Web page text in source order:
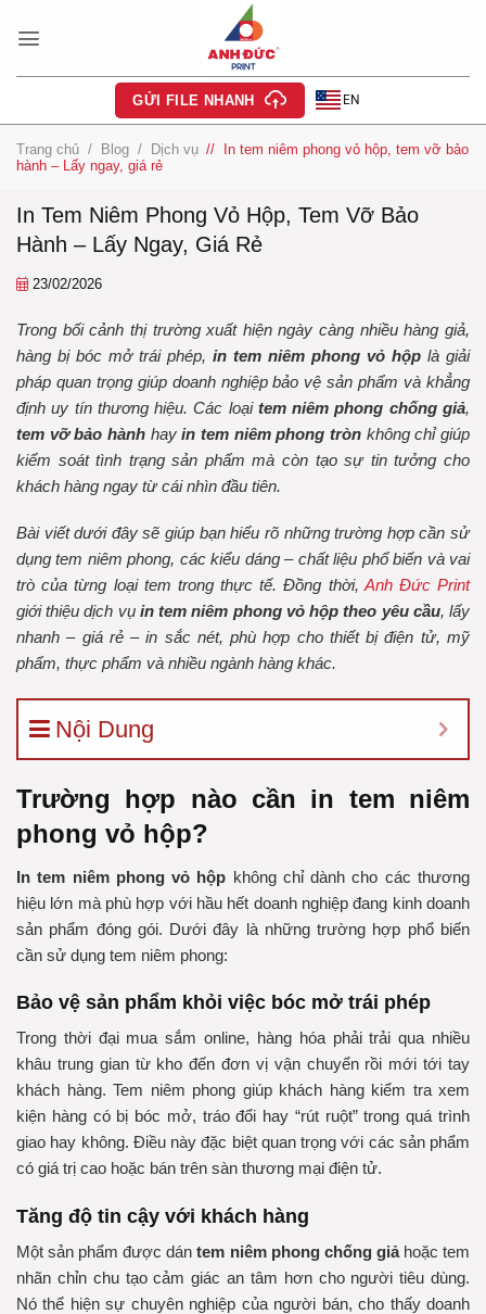
qua
GỬI FILE NHANH EN
Trang chủ / Blog / Dịch vụ /
In tem niêm phong vỏ hộp, tem vỡ bảo
hành – Lấy ngay, giá rẻ
In Tem Niêm Phong Vỏ Hộp, Tem Vỡ Bảo
Hành – Lấy Ngay, Giá Rẻ
23/02/2026
Trong bối cảnh thị trường xuất hiện ngày càng nhiều hàng giả,
hàng bị bóc mở trái phép, in tem niêm phong vỏ hộp là giải
pháp quan trọng giúp doanh nghiệp bảo vệ sản phẩm và khẳng
định uy tín thương hiệu. Các loại tem niêm phong chống giả,
tem vỡ bảo hành hayin tem niêm phong tròn không chỉ giúp
kiểm soát tình trạng sản phẩm mà còn tạo sự tin tưởng cho
khách hàng ngay từ cái nhìn đầu tiên.
Bài viết dưới đây sẽ giúp bạn hiểu rõ những trường hợp cần sử
dụng tem niêm phong, các kiểu dáng – chất liệu phổ biến và vai
trò của từng loại tem trong thực tế. Đồng thời, Anh Đức Print
giới thiệu dịch vụ in tem niêm phong vỏ hộp theo yêu cầu, lấy
nhanh – giá rẻ – in sắc nét, phù hợp cho thiết bị điện tử, mỹ
phẩm, thực phẩm và nhiều ngành hàng khác.
Nội Dung
Trường hợp nào cần in tem niêm
phong vỏ hộp?
In tem niêm phong vỏ hộp không chỉ dành cho các thương
hiệu lớn mà phù hợp với hầu hết doanh nghiệp đang kinh doanh
sản phẩm đóng gói. Dưới đây là những trường hợp phổ biến
cần sử dụng tem niêm phong:
Bảo vệ sản phẩm khỏi việc bóc mở trái phép
Trong thời đại mua sắm online, hàng hóa phải trải qua nhiều
khâu trung gian từ kho đến đơn vị vận chuyển rồi mới tới tay
khách hàng. Tem niêm phong giúp khách hàng kiểm tra xem
kiện hàng có bị bóc mở, tráo đổi hay “rút ruột” trong quá trình
giao hay không. Điều này đặc biệt quan trọng với các sản phẩm
có giá trị cao hoặc bán trên sàn thương mại điện tử.
Tăng độ tin cậy với khách hàng
Một sản phẩm được dántem niêm phong chống giảhoặc tem
nhãn chỉn chu tạo cảm giác an tâm hơn cho người tiêu dùng.
Nó thể hiện sự chuyên nghiệp của người bán, cho thấy doanh